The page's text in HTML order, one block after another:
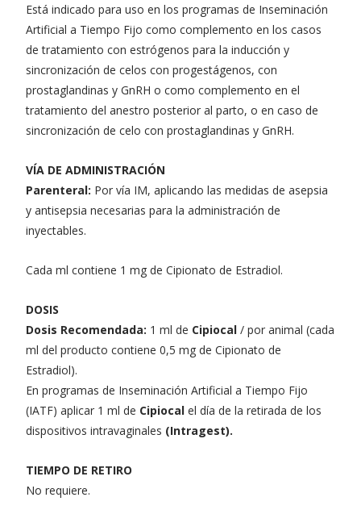
Está indicado para uso en los programas de Inseminación
Artificial a Tiempo Fijo como complemento en los casos
de tratamiento con estrógenos para la inducción y
sincronización de celos con progestágenos, con
prostaglandinas y GnRH o como complemento en el
tratamiento del anestro posterior al parto, o en caso de
sincronización de celo con prostaglandinas y GnRH.
VÍA DE ADMINISTRACIÓN
Parenteral: Por vía IM, aplicando las medidas de asepsia
y antisepsia necesarias para la administración de
inyectables.
Cada ml contiene 1 mg de Cipionato de Estradiol.
DOSIS
Dosis Recomendada: 1 ml de Cipiocal / por animal (cada
ml del producto contiene 0,5 mg de Cipionato de
Estradiol).
En programas de Inseminación Artificial a Tiempo Fijo
(IATF) aplicar 1 ml de Cipiocal el día de la retirada de los
dispositivos intravaginales (Intragest).
TIEMPO DE RETIRO
No requiere.